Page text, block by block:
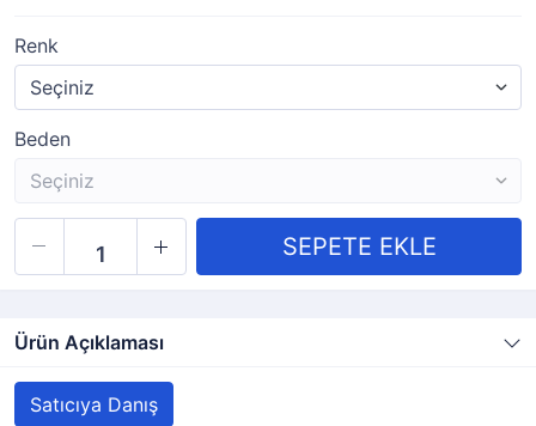
Renk
Beden
Ürün Açıklaması
Satıcıya Danış